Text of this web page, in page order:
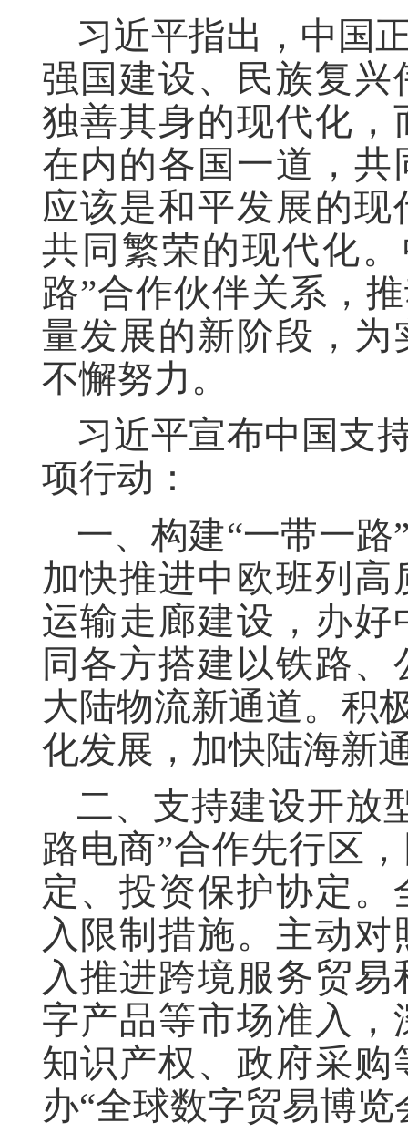
习近平指出，中国
强国建设、民族复
独善其身的现代化
在内的各国一道，
应该是和平发展的
共同繁荣的现代化
路”合作伙伴关系，
量发展的新阶段，
不懈努力。
习近平宣布中国支
项行动：
一、构建“一带一
加快推进中欧班列
运输走廊建设，办
同各方搭建以铁路
大陆物流新通道。积
化发展，加快陆海新
二、支持建设开放
路电商”合作先行区
定、投资保护协定
入限制措施。主动
入推进跨境服务贸
字产品等市场准入
知识产权、政府采
办“全球数字贸易博览